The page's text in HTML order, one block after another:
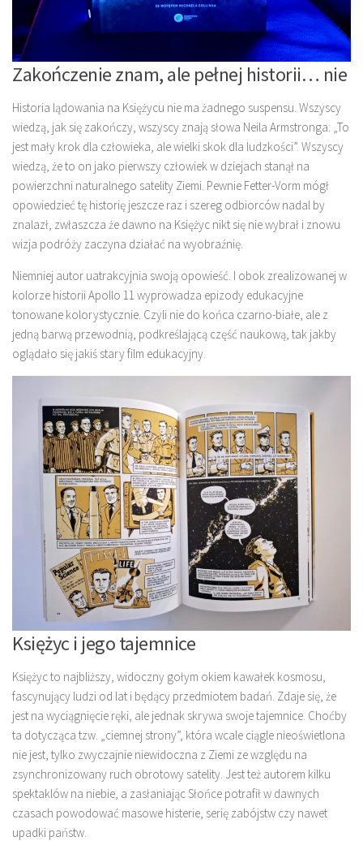
Zakończenie znam, ale pełnej historii… nie
Historia lądowania na Księżycu nie ma żadnego suspensu. Wszyscy
wiedzą, jak się zakończy, wszyscy znają słowa Neila Armstronga: „To
jest mały krok dla człowieka, ale wielki skok dla ludzkości”. Wszyscy
wiedzą, że to on jako pierwszy człowiek w dziejach stanął na
powierzchni naturalnego satelity Ziemi. Pewnie Fetter-Vorm mógł
opowiedzieć tę historię jeszcze raz i szereg odbiorców nadal by
znalazł, zwłaszcza że dawno na Księżyc nikt się nie wybrał i znowu
wizja podróży zaczyna działać na wyobraźnię.
Niemniej autor uatrakcyjnia swoją opowieść. I obok zrealizowanej w
kolorze historii Apollo 11 wyprowadza epizody edukacyjne
tonowane kolorystycznie. Czyli nie do końca czarno-białe, ale z
jedną barwą przewodnią, podkreślającą część naukową, tak jakby
oglądało się jakiś stary film edukacyjny.
Księżyc i jego tajemnice
Księżyc to najbliższy, widoczny gołym okiem kawałek kosmosu,
fascynujący ludzi od lat i będący przedmiotem badań. Zdaje się, że
jest na wyciągnięcie ręki, ale jednak skrywa swoje tajemnice. Choćby
ta dotycząca tzw. „ciemnej strony”, która wcale ciągle nieoświetlona
nie jest, tylko zwyczajnie niewidoczna z Ziemi ze względu na
zsynchronizowany ruch obrotowy satelity. Jest też autorem kilku
spektaklów na niebie, a zasłaniając Słońce potrafił w dawnych
czasach powodować masowe histerie, serię zabójstw czy nawet
upadki państw.